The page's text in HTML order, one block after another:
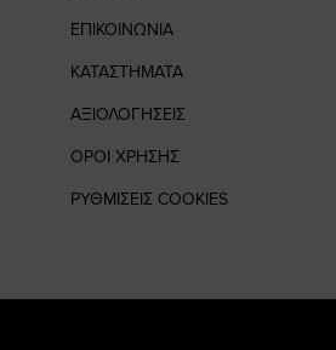
ΕΠΙΚΟΙΝΩΝΙΑ
ΚΑΤΑΣΤΗΜΑΤΑ
ΑΞΙΟΛΟΓΗΣΕΙΣ
ΟΡΟΙ ΧΡΗΣΗΣ
ΡΥΘΜΙΣΕΙΣ COOKIES